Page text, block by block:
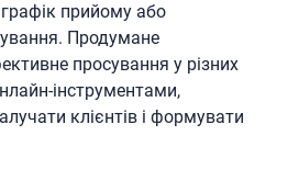
прийому або
Продумане
просування у різних
інструментами,
клієнтів і формувати